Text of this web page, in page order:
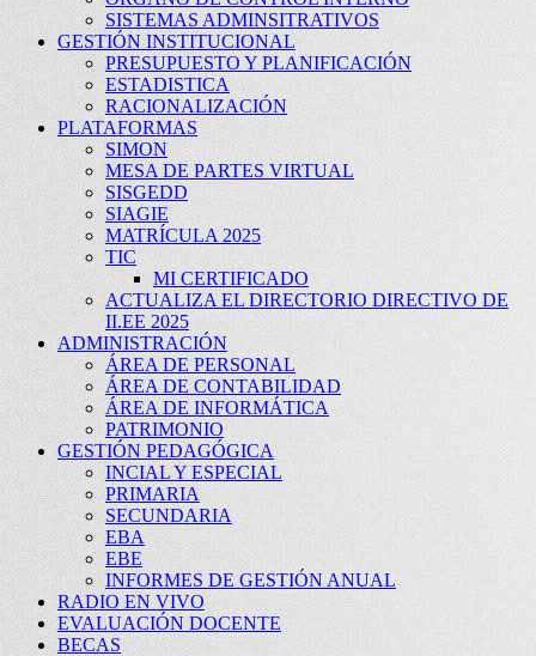
SISTEMAS ADMINSITRATIVOS
GESTIÓN INSTITUCIONAL
PRESUPUESTO Y PLANIFICACIÓN
ESTADISTICA
RACIONALIZACIÓN
PLATAFORMAS
SIMON
MESA DE PARTES VIRTUAL
SISGEDD
SIAGIE
MATRÍCULA 2025
TIC
MI CERTIFICADO
ACTUALIZA EL DIRECTORIO DIRECTIVO DE
II.EE 2025
ADMINISTRACIÓN
ÁREA DE PERSONAL
ÁREA DE CONTABILIDAD
ÁREA DE INFORMÁTICA
PATRIMONIO
GESTIÓN PEDAGÓGICA
INCIAL Y ESPECIAL
PRIMARIA
SECUNDARIA
EBA
EBE
INFORMES DE GESTIÓN ANUAL
RADIO EN VIVO
EVALUACIÓN DOCENTE
BECAS